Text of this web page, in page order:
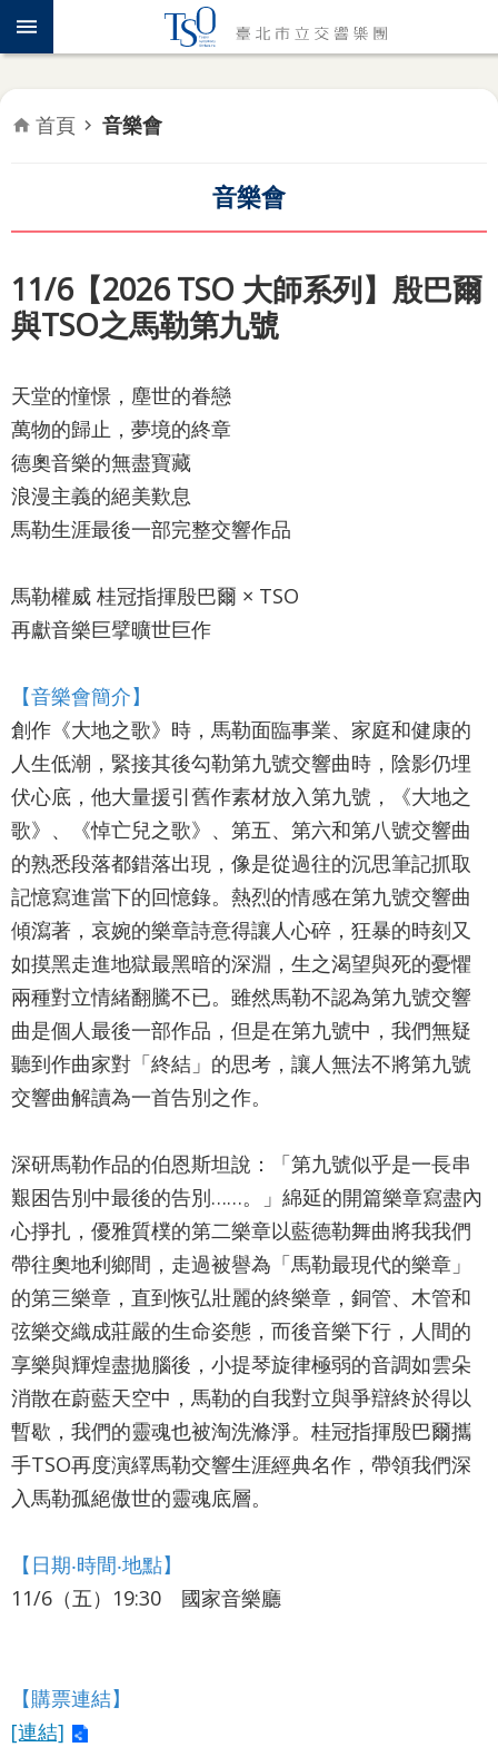
跳到主要內容區塊
認
識
年
音
樂
會
推
廣
教
育
最
新
息
品
及
出
版
品
行
政
資
訊
網
站
導
覽
English
陳
情
系
統
台北通
TaipeiPASS
雙
語
詞
聯
們
隱
首頁 音樂會
音樂會
11/6【2026 TSO 大師系列】殷巴爾
與TSO之馬勒第九號
天堂的憧憬，塵世的眷戀
萬物的歸止，夢境的終章
德奧音樂的無盡寶藏
浪漫主義的絕美歎息
馬勒生涯最後一部完整交響作品
馬勒權威 桂冠指揮殷巴爾 × TSO
再獻音樂巨擘曠世巨作
【音樂會簡介】
創作《大地之歌》時，馬勒面臨事業、家庭和健康的
人生低潮，緊接其後勾勒第九號交響曲時，陰影仍埋
伏心底，他大量援引舊作素材放入第九號，《大地之
歌》、《悼亡兒之歌》、第五、第六和第八號交響曲
的熟悉段落都錯落出現，像是從過往的沉思筆記抓取
記憶寫進當下的回憶錄。熱烈的情感在第九號交響曲
傾瀉著，哀婉的樂章詩意得讓人心碎，狂暴的時刻又
如摸黑走進地獄最黑暗的深淵，生之渴望與死的憂懼
兩種對立情緒翻騰不已。雖然馬勒不認為第九號交響
曲是個人最後一部作品，但是在第九號中，我們無疑
聽到作曲家對「終結」的思考，讓人無法不將第九號
交響曲解讀為一首告別之作。
深研馬勒作品的伯恩斯坦說：「第九號似乎是一長串
艱困告別中最後的告別……。」綿延的開篇樂章寫盡內
心掙扎，優雅質樸的第二樂章以藍德勒舞曲將我我們
帶往奧地利鄉間，走過被譽為「馬勒最現代的樂章」
的第三樂章，直到恢弘壯麗的終樂章，銅管、木管和
弦樂交織成莊嚴的生命姿態，而後音樂下行，人間的
享樂與輝煌盡拋腦後，小提琴旋律極弱的音調如雲朵
消散在蔚藍天空中，馬勒的自我對立與爭辯終於得以
暫歇，我們的靈魂也被淘洗滌淨。桂冠指揮殷巴爾攜
手TSO再度演繹馬勒交響生涯經典名作，帶領我們深
入馬勒孤絕傲世的靈魂底層。
【日期‧時間‧地點】
11/6（五）19:30 國家音樂廳
【購票連結】
[連結]